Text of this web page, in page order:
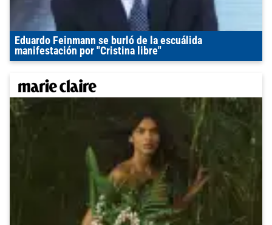
Eduardo Feinmann se burló de la escuálida
manifestación por "Cristina libre"